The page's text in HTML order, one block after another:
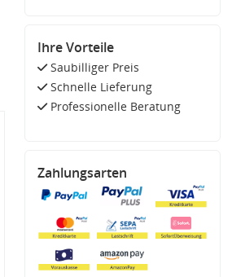
Ihre Vorteile
Saubilliger Preis
Schnelle Lieferung
Professionelle Beratung
Zahlungsarten